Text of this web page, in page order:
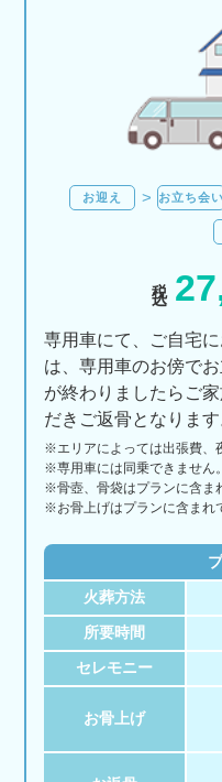
お迎え お立ち会い
専用車にて、ご自宅
は、専用車のお傍で
が終わりましたらご
だきご返骨となります
※エリアによっては出張費、
※専用車には同乗できません。
※骨壺、骨袋はプランに含ま
※お骨上げはプランに含まれ
火葬方法
所要時間
セレモニー
お骨上げ